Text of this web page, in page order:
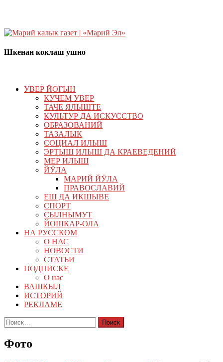
Шкенан коклаш ушно
УВЕР ЙОГЫН
КУЧЕМ УВЕР
ТАЧЕ ЯЛЫШТЕ
КУЛЬТУР ДА ИСКУССТВО
ОБРАЗОВАНИЙ
ТАЗАЛЫК
СОЦИАЛ ИЛЫШ
ЭРТЫШ ИЛЫШ ДА КРАЕВЕДЕНИЙ
МЕР ИЛЫШ
ЙӰЛА
МАРИЙ ЙӰЛА
ПРАВОСЛАВИЙ
ЕШ ДА ИКШЫВЕ
СПОРТ
СЫЛНЫМУТ
ЙОШКАР-ОЛА
НА РУССКОМ
О НАС
НОВОСТИ
СТАТЬИ
ПОДПИСКЕ
О нас
ВАШКЫЛ
ИСТОРИЙ
РЕКЛАМЕ
Найти:
Фото